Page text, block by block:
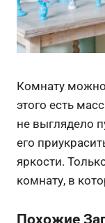
Комнату
этого есть
не выглядело
его
яркости.
комнату, в
Похожие